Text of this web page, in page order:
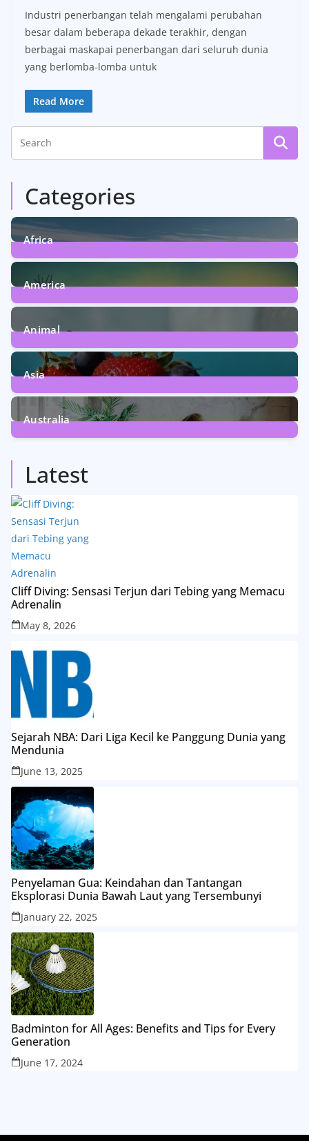
Industri penerbangan telah mengalami perubahan
besar dalam beberapa dekade terakhir, dengan
berbagai maskapai penerbangan dari seluruh dunia
yang berlomba-lomba untuk
Read More
Categories
Africa
6Posts
America
5Posts
Animal
13Posts
Asia
5Posts
Australia
Latest
Cliff Diving: Sensasi Terjun dari Tebing yang Memacu
Adrenalin
May 8, 2026
Sejarah NBA: Dari Liga Kecil ke Panggung Dunia yang
Mendunia
June 13, 2025
Penyelaman Gua: Keindahan dan Tantangan
Eksplorasi Dunia Bawah Laut yang Tersembunyi
January 22, 2025
Badminton for All Ages: Benefits and Tips for Every
Generation
June 17, 2024